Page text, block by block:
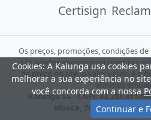
Certisign
Os preços, promoções, condições
são válidos apenas para compras
de preço no site, o valor válido é o
abrimos
Kalunga SA - CNPJ: 43.283.811/
Mooca, 766 - São Paulo -
Cookies: A Kalunga usa cookies
melhorar a sua experiência no
você concorda com a nossa